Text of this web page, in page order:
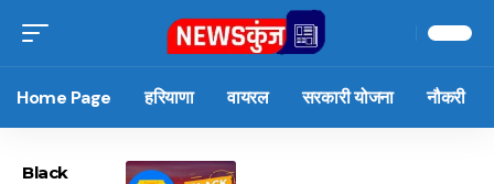
Home Page हरियाणा वायरल सरकारी योजना नौकरी
Black